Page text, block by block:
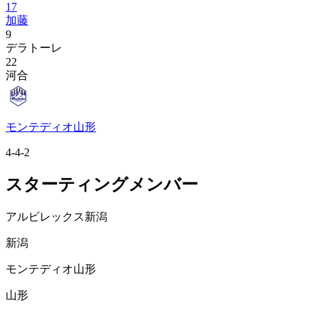
17
加藤
9
デラトーレ
22
河合
モンテディオ山形
4-4-2
スターティングメンバー
アルビレックス新潟
新潟
モンテディオ山形
山形